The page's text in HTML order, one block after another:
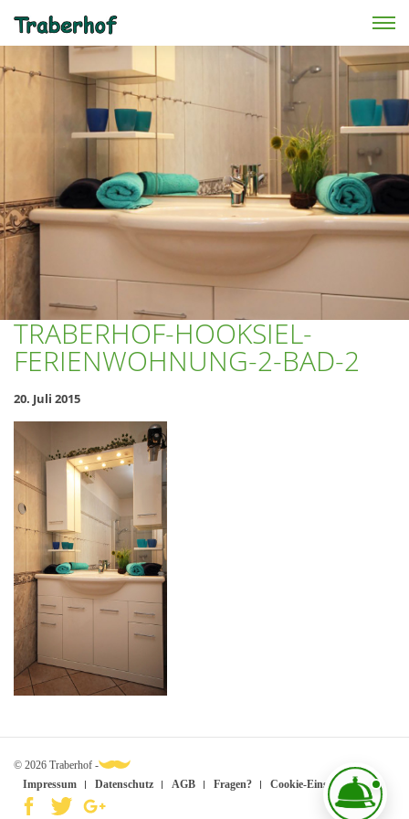
Skip to main content
TRABERHOF-HOOKSIEL-
FERIENWOHNUNG-2-BAD-2
20. Juli 2015
© 2026 Traberhof -
Impressum
Datenschutz AGB Fragen? Cookie-Einstellungen